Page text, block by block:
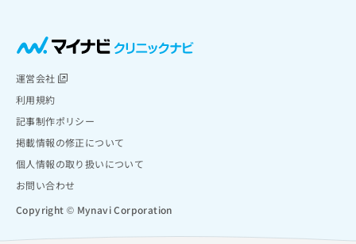
運営会社
利用規約
記事制作ポリシー
掲載情報の修正について
個人情報の取り扱いについて
お問い合わせ
Copyright © Mynavi Corporation